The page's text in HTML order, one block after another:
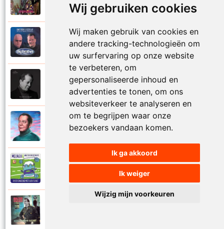
Wij gebruiken cookies
Wij maken gebruik van cookies en
andere tracking-technologieën om
uw surfervaring op onze website
te verbeteren, om
gepersonaliseerde inhoud en
advertenties te tonen, om ons
websiteverkeer te analyseren en
om te begrijpen waar onze
bezoekers vandaan komen.
Ik ga akkoord
Ik weiger
Wijzig mijn voorkeuren
Levenslang
Sergio en Walter Grootaers
Ontdek jezelf
2002
Walter Grootaers
Plaats in je hart
Walter Grootaers
Que je t aime
Mozaiek en Walter Grootaers
Tweehonderd met een hand